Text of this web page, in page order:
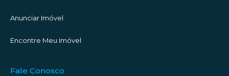
Anunciar Imóvel
Encontre Meu Imóvel
Fale Conosco